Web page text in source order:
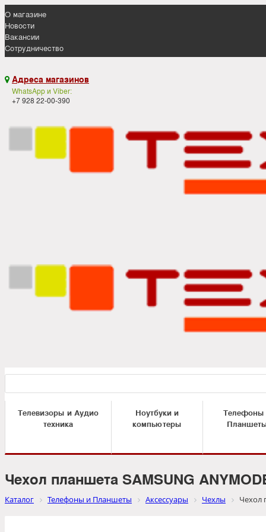
О магазине
Новости
Вакансии
Сотрудничество
 Адреса магазинов
WhatsApp и Viber:
+7 928 22-00-390
Телевизоры и Аудио
техника
Ноутбуки и
компьютеры
Телефоны
Чехол планшета SAMSUNG
Каталог Телефоны и Планшеты Аксессуары Чехлы Чехол